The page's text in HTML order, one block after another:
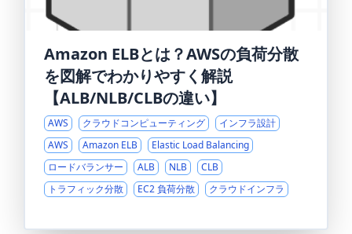
Amazon ELBとは？AWSの負荷分散
を図解でわかりやすく解説
【ALB/NLB/CLBの違い】
AWS クラウドコンピューティング
インフラ設計
AWS
Amazon ELB
Elastic Load Balancing
ロードバランサー
ALB NLB
CLB
トラフィック分散
EC2 負荷分散 クラウドインフラ